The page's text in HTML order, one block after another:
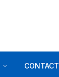
CONTACT